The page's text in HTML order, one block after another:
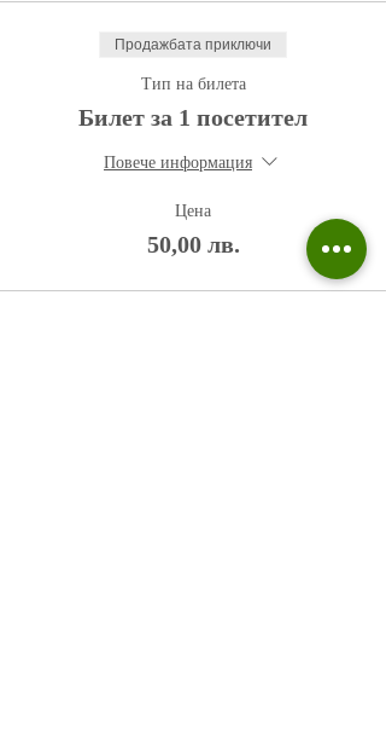
Продажбата приключи
Тип на билета
Билет за 1 посетител
Повече информация
Цена
50,00 лв.